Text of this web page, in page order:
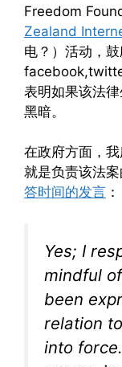
Freedom
Zealand
电？）活动，
表明如果该法
黑暗。
在政府方面，
就是负责该法
答时间的发言 ：
Yes; I
mindful
been
relation
into